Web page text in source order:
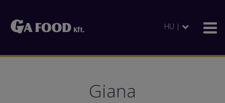
HU |
Giana